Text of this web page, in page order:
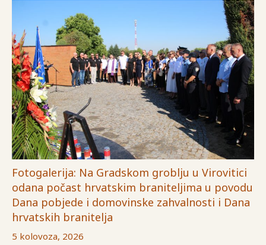
Fotogalerija: Na Gradskom groblju u Virovitici
odana počast hrvatskim braniteljima u povodu
Dana pobjede i domovinske zahvalnosti i Dana
hrvatskih branitelja
5 kolovoza, 2026